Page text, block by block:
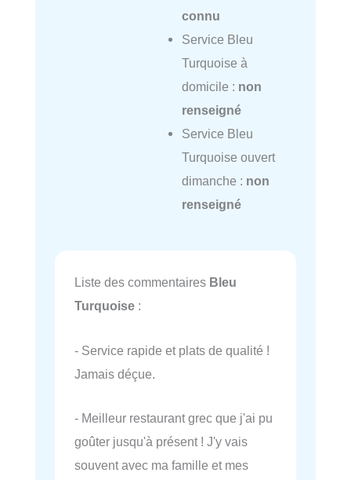
connu
Service Bleu
Turquoise à
domicile : non
renseigné
Service Bleu
Turquoise ouvert
dimanche : non
renseigné
Liste des commentaires Bleu
Turquoise :
- Service rapide et plats de qualité !
Jamais déçue.
- Meilleur restaurant grec que j'ai pu
goûter jusqu'à présent ! J'y vais
souvent avec ma famille et mes